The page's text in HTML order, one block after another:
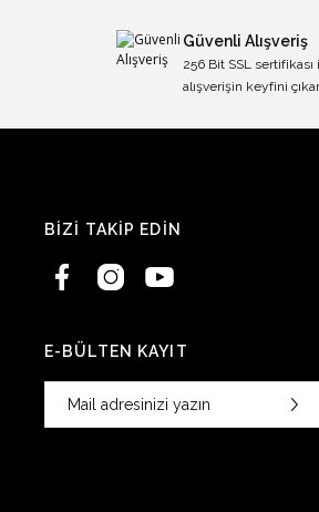
Güvenli Alışveriş
256 Bit SSL
alışverişin keyfini
BİZİ TAKİP EDİN
E-BÜLTEN KAYIT